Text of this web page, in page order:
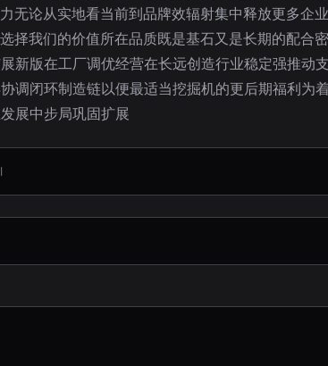
无论从实地看当前到品牌效辐射集中释放更多企
择我们的价值所在品质既是基石又是长期的配合
新版在工厂调优经营在长远创造行业稳定强推动
调闭环制造链以便最适当挖掘机的更后期福利为
展中步局巩固扩展